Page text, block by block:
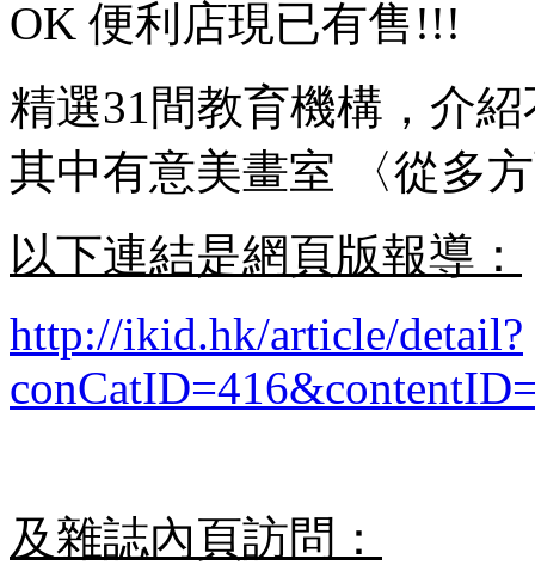
OK 便利店現已有售!!!
精選31間教育機構，介
其中有意美畫室 〈從多
以下連結是網頁版報導：
http://ikid.hk/article/detail?
及雜誌內頁訪問：